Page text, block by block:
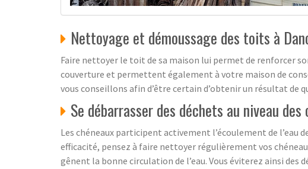
Nettoyage et démoussage des toits à
Faire nettoyer le toit de sa maison lui permet de renforcer
couverture et permettent également à votre maison de
vous conseillons afin d’être certain d’obtenir un résultat de
Se débarrasser des déchets au niveau des
Les chéneaux participent activement l’écoulement de l’eau
efficacité, pensez à faire nettoyer régulièrement vos
gênent la bonne circulation de l’eau. Vous éviterez ainsi